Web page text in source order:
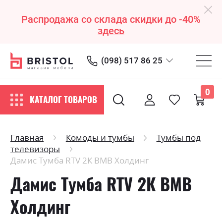
Распродажа со склада скидки до -40%
здесь
(098) 517 86 25
КАТАЛОГ ТОВАРОВ
0
Главная Комоды и тумбы
Тумбы под
телевизоры
Дамис Тумба RTV 2К ВМВ Холдинг
Дамис Тумба RTV 2К ВМВ
Холдинг